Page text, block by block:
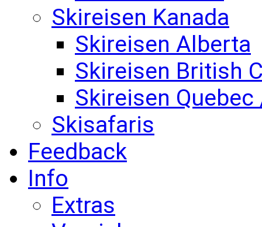
Skireisen Kanada
Skireisen Alberta
Skireisen British
Skireisen
Skisafaris
Feedback
Info
Extras